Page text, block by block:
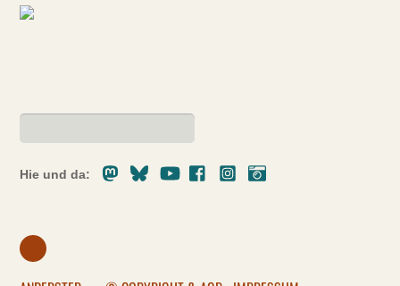
Hie und da:
MastodonBlueskyYoutubeFacebookInstagram